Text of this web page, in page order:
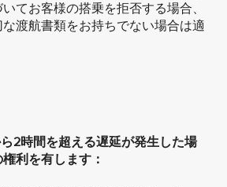
てお客様の搭乗を拒否する場合、
渡航書類をお持ちでない場合は適
2時間を超える遅延が発生した場
利を有します：